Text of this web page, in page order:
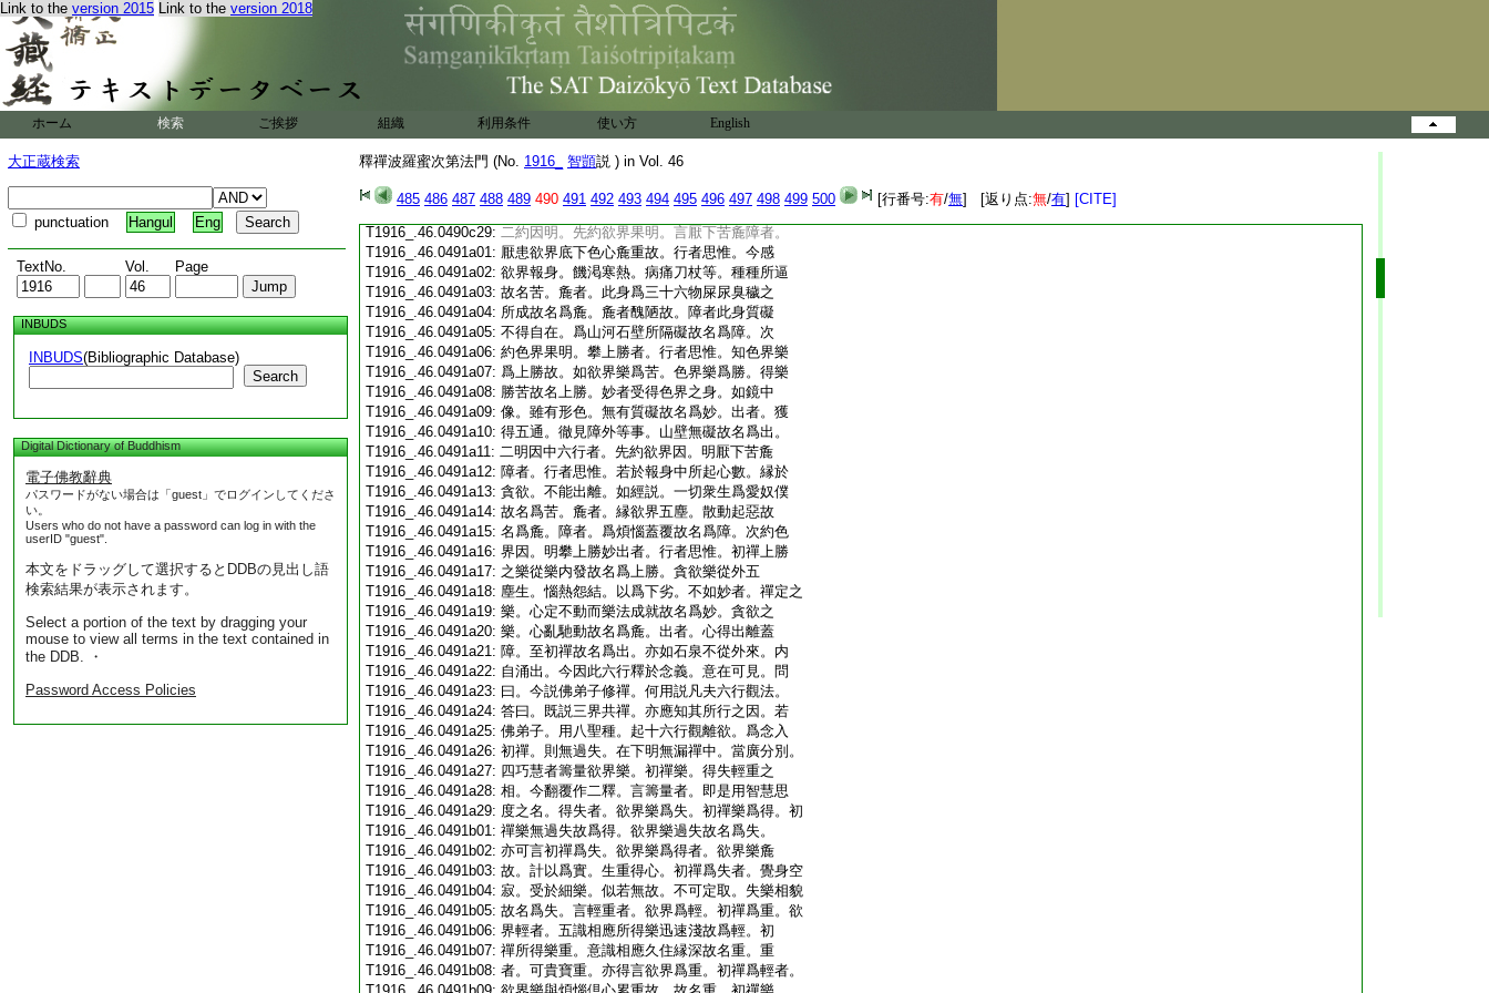
Link to the version 2015 Link to the version 2018
ホーム 検索 ご挨拶 組織 利用条件 使い方 English
大正蔵検索
punctuation Hangul Eng
TextNo. Vol. Page
INBUDS
INBUDS(Bibliographic Database)
Search
Digital Dictionary of Buddhism
電子佛教辭典
パスワードがない場合は「guest」でログインしてくださ
い。
Users who do not have a password can log in with the
userID "guest".
本文をドラッグして選択するとDDBの見出し語
検索結果が表示されます。
Select a portion of the text by dragging your
mouse to view all terms in the text contained in
the DDB. ・
Password Access Policies
釋禪波羅蜜次第法門 (No. 1916_ 智顗説 ) in Vol. 46
485 486 487 488 489 490 491 492 493 494 495 496 497 498 499 500 [行番号:有/無] [返り点:無/有] [CITE]
T1916_.46.0490c18:故。若修禪時。行此等法。是名不放逸行。具足
T1916_.46.0490c19: 身心精進。當知此人能得三乘聖果。何況世
T1916_.46.0490c20:間禪定。復次行者爲修禪故。持戒清淨。棄捨
T1916_.46.0490c21:
五蓋。初夜後夜專精不廢。譬如鑚火未然終
不休息。是名精進。如佛告阿難。諸佛一心勤
T1916_.46.0490c23:精進故。得三菩提。何況餘善道法。三念者。如
T1916_.46.0490c24:摩訶衍中説。念欲界不淨。欺誑可賤。念初禪
T1916_.46.0490c25:爲尊重可貴。此與六行意同。但立名異。六行
T1916_.46.0490c26:
觀者。一厭下苦麁障爲三。即是觀欲不淨欺
T1916_.46.0490c27:誑可賤。攀上勝妙出爲三。即是觀初禪爲尊
T1916_.46.0490c29: 二約因明。先約欲界果明。言厭下苦麁障者。
T1916_.46.0491a01: 厭患欲界底下色心麁重故。行者思惟。今感
T1916_.46.0491a02: 欲界報身。饑渇寒熱。病痛刀杖等。種種所逼
T1916_.46.0491a03: 故名苦。麁者。此身爲三十六物屎尿臭穢之
T1916_.46.0491a04: 所成故名爲麁。麁者醜陋故。障者此身質礙
T1916_.46.0491a05: 不得自在。爲山河石壁所隔礙故名爲障。次
T1916_.46.0491a06: 約色界果明。攀上勝者。行者思惟。知色界樂
T1916_.46.0491a07: 爲上勝故。如欲界樂爲苦。色界樂爲勝。得樂
T1916_.46.0491a08: 勝苦故名上勝。妙者受得色界之身。如鏡中
T1916_.46.0491a09: 像。雖有形色。無有質礙故名爲妙。出者。獲
T1916_.46.0491a10: 得五通。徹見障外等事。山壁無礙故名爲出。
T1916_.46.0491a11: 二明因中六行者。先約欲界因。明厭下苦麁
T1916_.46.0491a12: 障者。行者思惟。若於報身中所起心數。縁於
T1916_.46.0491a13: 貪欲。不能出離。如經説。一切衆生爲愛奴僕
T1916_.46.0491a14: 故名爲苦。麁者。縁欲界五塵。散動起惡故
T1916_.46.0491a15: 名爲麁。障者。爲煩惱蓋覆故名爲障。次約色
T1916_.46.0491a16: 界因。明攀上勝妙出者。行者思惟。初禪上勝
T1916_.46.0491a17: 之樂從樂内發故名爲上勝。貪欲樂從外五
T1916_.46.0491a18: 塵生。惱熱怨結。以爲下劣。不如妙者。禪定之
T1916_.46.0491a19: 樂。心定不動而樂法成就故名爲妙。貪欲之
T1916_.46.0491a20: 樂。心亂馳動故名爲麁。出者。心得出離蓋
T1916_.46.0491a21: 障。至初禪故名爲出。亦如石泉不從外來。内
T1916_.46.0491a22: 自涌出。今因此六行釋於念義。意在可見。問
T1916_.46.0491a23: 曰。今説佛弟子修禪。何用説凡夫六行觀法。
T1916_.46.0491a24: 答曰。既説三界共禪。亦應知其所行之因。若
T1916_.46.0491a25: 佛弟子。用八聖種。起十六行觀離欲。爲念入
T1916_.46.0491a26: 初禪。則無過失。在下明無漏禪中。當廣分別。
T1916_.46.0491a27: 四巧慧者籌量欲界樂。初禪樂。得失輕重之
T1916_.46.0491a28: 相。今翻覆作二釋。言籌量者。即是用智慧思
T1916_.46.0491a29: 度之名。得失者。欲界樂爲失。初禪樂爲得。初
T1916_.46.0491b01: 禪樂無過失故爲得。欲界樂過失故名爲失。
T1916_.46.0491b02: 亦可言初禪爲失。欲界樂爲得者。欲界樂麁
T1916_.46.0491b03: 故。計以爲實。生重得心。初禪爲失者。覺身空
T1916_.46.0491b04: 寂。受於細樂。似若無故。不可定取。失樂相貌
T1916_.46.0491b05: 故名爲失。言輕重者。欲界爲輕。初禪爲重。欲
T1916_.46.0491b06: 界輕者。五識相應所得樂迅速淺故爲輕。初
T1916_.46.0491b07: 禪所得樂重。意識相應久住縁深故名重。重
T1916_.46.0491b08: 者。可貴寶重。亦得言欲界爲重。初禪爲輕者。